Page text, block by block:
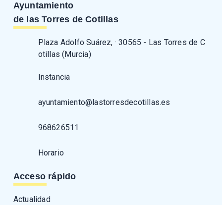
Ayuntamiento
de las Torres de Cotillas
Plaza Adolfo Suárez, · 30565 - Las Torres de C
otillas (Murcia)
Instancia
ayuntamiento@lastorresdecotillas.es
968626511
Horario
Acceso rápido
Actualidad